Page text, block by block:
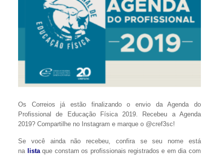
Os Correios já estão finalizando o envio da Agenda do
Profissional de Educação Física 2019. Recebeu a Agenda
2019? Compartilhe no Instagram e marque o @cref3sc!
Se você ainda não recebeu, confira se seu nome está
na lista que constam os profissionais registrados e em dia com